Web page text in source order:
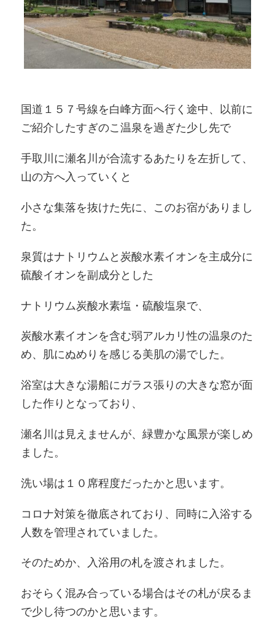
国道１５７号線を白峰方面へ行く途中、以前に
ご紹介したすぎのこ温泉を過ぎた少し先で
手取川に瀬名川が合流するあたりを左折して、
山の方へ入っていくと
小さな集落を抜けた先に、このお宿がありまし
た。
泉質はナトリウムと炭酸水素イオンを主成分に
硫酸イオンを副成分とした
ナトリウム炭酸水素塩・硫酸塩泉で、
炭酸水素イオンを含む弱アルカリ性の温泉のた
め、肌にぬめりを感じる美肌の湯でした。
浴室は大きな湯船にガラス張りの大きな窓が面
した作りとなっており、
瀬名川は見えませんが、緑豊かな風景が楽しめ
ました。
洗い場は１０席程度だったかと思います。
コロナ対策を徹底されており、同時に入浴する
人数を管理されていました。
そのためか、入浴用の札を渡されました。
おそらく混み合っている場合はその札が戻るま
で少し待つのかと思います。